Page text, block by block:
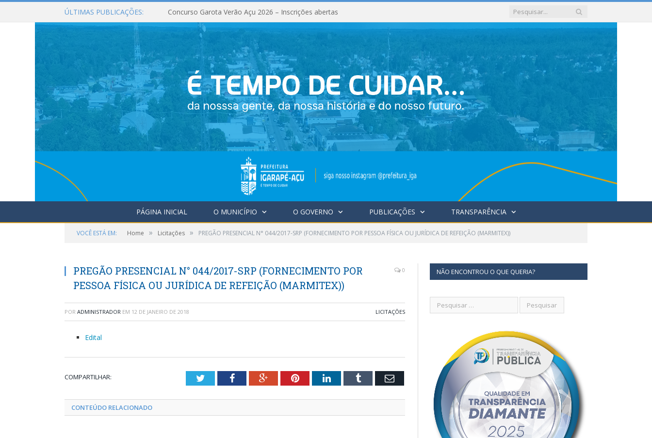
ÚLTIMAS PUBLICAÇÕES: Concurso Garota Verão Açu 2026 – Inscrições abertas
PÁGINA INICIAL O MUNICÍPIO O GOVERNO PUBLICAÇÕES TRANSPARÊNCIA
VOCÊ ESTÁ EM: Home » Licitações » PREGÃO PRESENCIAL N° 044/2017-SRP (FORNECIMENTO POR PESSOA FÍSICA OU JURÍDICA DE REFEIÇÃO (MARMITEX))
PREGÃO PRESENCIAL N° 044/2017-SRP (FORNECIMENTO POR
PESSOA FÍSICA OU JURÍDICA DE REFEIÇÃO (MARMITEX))
0
POR ADMINISTRADOR EM 12 DE JANEIRO DE 2018 LICITAÇÕES
Edital
COMPARTILHAR: TwitterFacebookGoogle+PinterestLinkedInTumblr Email
CONTEÚDO RELACIONADO
NÃO ENCONTROU O QUE QUERIA?